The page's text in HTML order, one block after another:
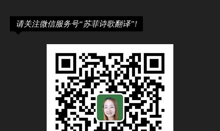
请关注微信服务号“苏菲诗歌翻译”!